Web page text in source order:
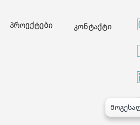
პროექტები კონტაქტი